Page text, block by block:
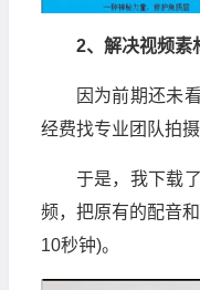
2、解决视频素
因为前期还未
经费找专业团队拍
于是，我下载
频，把原有的配音
10秒钟)。